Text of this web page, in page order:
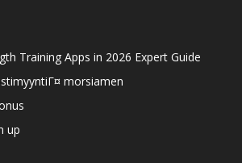
Training Apps in 2026 Expert Guide
morsiamen
up